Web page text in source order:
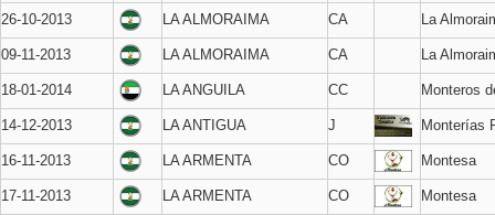
26-10-2013 LA ALMORAIMA CA La
09-11-2013 LA ALMORAIMA CA La
18-01-2014 LA ANGUILA CC Monteros
14-12-2013 LA ANTIGUA J Monterías
16-11-2013 LA ARMENTA CO Montesa
17-11-2013 LA ARMENTA CO Montesa